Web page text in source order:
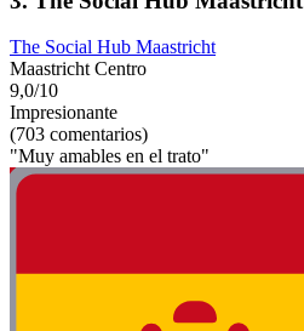
The Social Hub Maastricht
Maastricht Centro
9,0/10
Impresionante
(703 comentarios)
"Muy amables en el trato"